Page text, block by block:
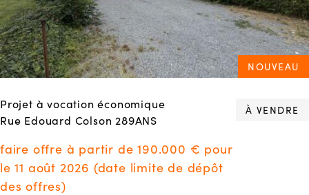
Projet à vocation économique
Rue Edouard Colson 289ANS
NOUVEAU
faire offre à partir de 190.000 € pour
le 11 août 2026 (date limite de dépôt
des offres)
À VENDRE